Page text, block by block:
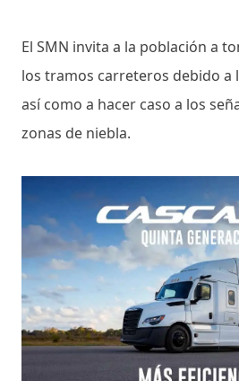
El SMN invita a la población a
los tramos carreteros debido a
así como a hacer caso a los
zonas de niebla.